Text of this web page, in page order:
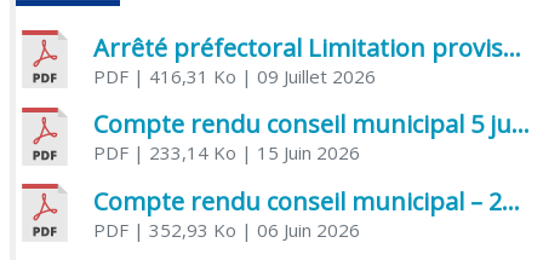
Arrêté préfectoral Limitation provisoire des usages de l’eau
PDF| 416,31 Ko | 09 Juillet 2026
Compte rendu conseil municipal 5 juin 2026 sénatoriale
PDF| 233,14 Ko | 15 Juin 2026
Compte rendu conseil municipal – 21 avril 2026
PDF| 352,93 Ko | 06 Juin 2026